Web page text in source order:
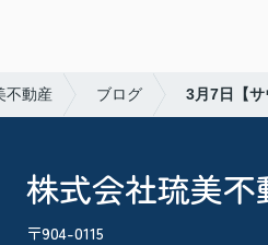
不動産 ブログ 3月7日【サ
株式会社琉美不
〒904-0115